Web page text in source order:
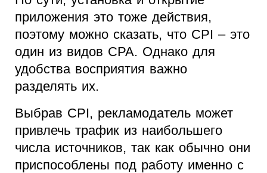
приложения это тоже действия,
поэтому можно сказать, что CPI – это
один из видов CPA. Однако для
удобства восприятия важно
разделять их.
Выбрав CPI, рекламодатель может
привлечь трафик из наибольшего
числа источников, так как обычно они
приспособлены под работу именно с